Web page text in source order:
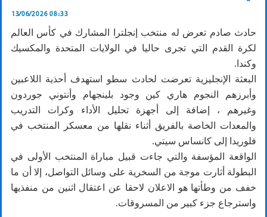
13/06/2026 08:33
حادث صادم تعرض له منتخب إنجلترا المشارك في كأس العالم
لكرة القدم التي تجرى حاليا في الولايات المتحدة والمكسيك
وكندا.
البعثة الإنجليزية تعرضت لحادث سطو استهدف أحذية اللاعبين
وأبرزهم النجوم هاري كين وجود بلينجهام وأنتوني جوردون
وغيرهم ، إضافة إلى أجهزة تحليل الأداء وكرات التدريب
والمعدات الخاصة بالفريق أثناء نقلها من معسكر المنتخب في
فلوريدا إلى كانساس سيتي.
الواقعة المؤسفة والتي جاءت قبيل مباراة المنتخب الأولى في
البطولة أثارت موجة من السخرية على وسائل التواصل، إلا أن ما
خفف من وطأتها هو الاعلان لاحقا عن اعتقال اثنين من منفذيها
واسترجاع جزء كبير من المسروقات.